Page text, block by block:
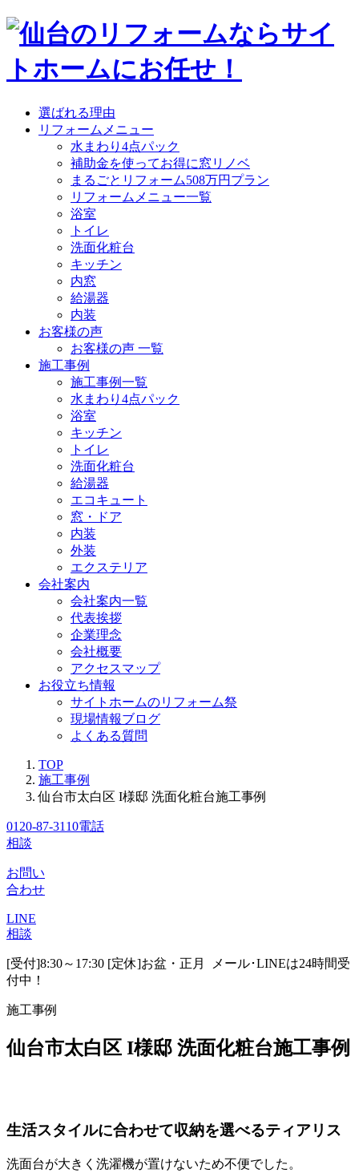
選ばれる理由
リフォームメニュー
水まわり4点パック
補助金を使ってお得に窓リノベ
まるごとリフォーム508万円プラン
リフォームメニュー一覧
浴室
トイレ
洗面化粧台
キッチン
内窓
給湯器
内装
お客様の声
お客様の声 一覧
施工事例
施工事例一覧
水まわり4点パック
浴室
キッチン
トイレ
洗面化粧台
給湯器
エコキュート
窓・ドア
内装
外装
エクステリア
会社案内
会社案内一覧
代表挨拶
企業理念
会社概要
アクセスマップ
お役立ち情報
サイトホームのリフォーム祭
現場情報ブログ
よくある質問
TOP
施工事例
仙台市太白区 I様邸 洗面化粧台施工事例
0120-87-3110電話
相談
お問い
合わせ
LINE
相談
[受付]8:30～17:30 [定休]お盆・正月
メール･LINEは24時間受
付中！
施工事例
仙台市太白区 I様邸 洗面化粧台施工事例
生活スタイルに合わせて収納を選べるティアリス
洗面台が大きく洗濯機が置けないため不便でした。